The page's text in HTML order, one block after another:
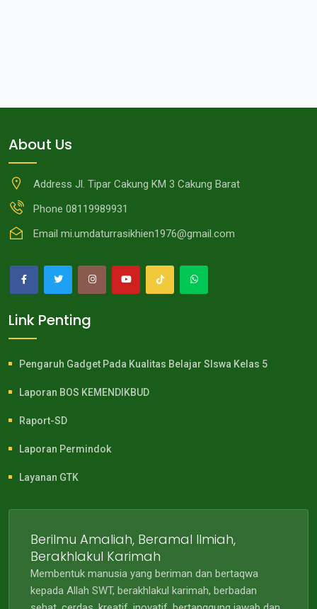
About Us
Address Jl. Tipar Cakung KM 3 Cakung Barat
Phone 08119989931
Email mi.umdaturrasikhien1976@gmail.com
Link Penting
Pengaruh Gadget Pada Kualitas Belajar SIswa Kelas 5
Laporan BOS KEMENDIKBUD
Raport-SD
Laporan Permindok
Layanan GTK
Berilmu Amaliah, Beramal Ilmiah,
Berakhlakul Karimah
Membentuk manusia yang beriman dan bertaqwa
kepada Allah SWT, berakhlakul karimah, berbadan